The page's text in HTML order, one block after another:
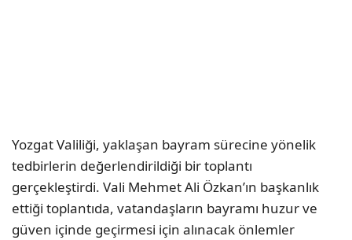
Yozgat Valiliği, yaklaşan bayram sürecine yönelik
tedbirlerin değerlendirildiği bir toplantı
gerçekleştirdi. Vali Mehmet Ali Özkan’ın başkanlık
ettiği toplantıda, vatandaşların bayramı huzur ve
güven içinde geçirmesi için alınacak önlemler